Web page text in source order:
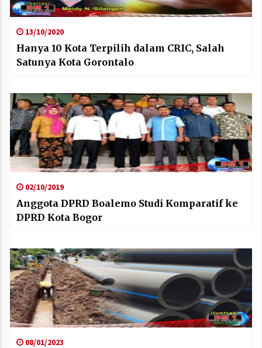
13/10/2020
Hanya 10 Kota Terpilih dalam CRIC, Salah
Satunya Kota Gorontalo
02/10/2019
Anggota DPRD Boalemo Studi Komparatif ke
DPRD Kota Bogor
08/01/2023